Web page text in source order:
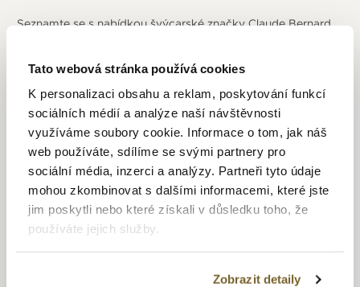
Tato webová stránka používá cookies
K personalizaci obsahu a reklam, poskytování funkcí
sociálních médií a analýze naší návštěvnosti
využíváme soubory cookie. Informace o tom, jak náš
web používáte, sdílíme se svými partnery pro
sociální média, inzerci a analýzy. Partneři tyto údaje
mohou zkombinovat s dalšími informacemi, které jste
jim poskytli nebo které získali v důsledku toho, že
používáte jejich služby.
Zobrazit detaily
Seznamte se s nabídkou švýcarské značky Claude Bernard,
preciznost, kvalita, spolehlivost a pozornost k nejjemnějším
detailům, kterou společnost hodinkám věnuje.
Značka Claude Bernard se řadí mezi mladé švýcarské
výrobce hodinek. Od počátku vstoupila do světa výroby
hodinek s vizí přinést svým zákazníkům hodinky švýcarské
kvality za dostupnou cenu. Za zrodem značky stojí společné
úsilí malého, ale motivovaného týmu techniků a hodinářů,
kteří sestavili řadu hodinek, které se mohou pochlubit
přesným švýcarským pohybem za mimořádně atraktivní
ceny. Pro značku je velice důležitá variabilita modelů.